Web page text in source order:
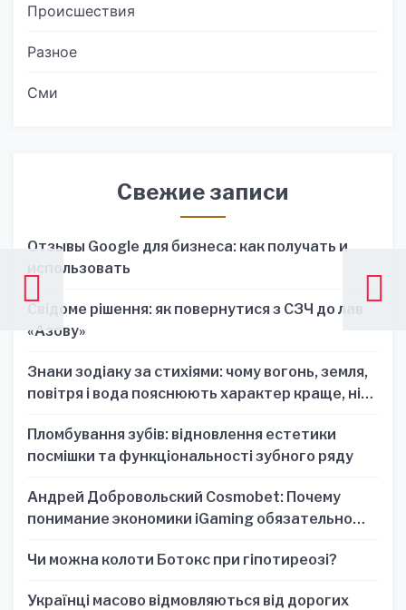
Происшествия
Разное
Сми
Свежие записи
Отзывы Google для бизнеса: как получать и
использовать
Свідоме рішення: як повернутися з СЗЧ до лав
«Азову»
Знаки зодіаку за стихіями: чому вогонь, земля,
повітря і вода пояснюють характер краще, ніж
Пломбування зубів: відновлення естетики
посмішки та функціональності зубного ряду
Андрей Добровольский Cosmobet: Почему
понимание экономики iGaming обязательно
Чи можна колоти Ботокс при гіпотиреозі?
Українці масово відмовляються від дорогих